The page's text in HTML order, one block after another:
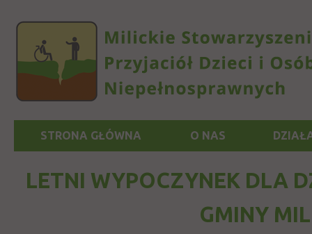
STRONA GŁÓWNA O NAS
LETNI WYPOCZYNEK DLA
GMINY